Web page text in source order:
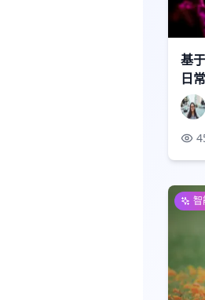
基
日
智